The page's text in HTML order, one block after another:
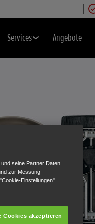
Services Angebote
seine Partner Daten
zur Messung
Einstellungen"
Cookies akzeptieren